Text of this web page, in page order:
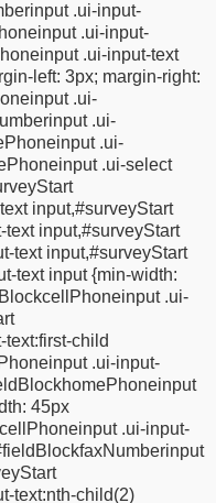
.ui-input-
.ui-input-
.ui-input-text
left: 3px; margin-right:
.ui-
.ui-
.ui-
.ui-select
input,#surveyStart
input,#surveyStart
text input,#surveyStart
text input {min-width:
.ui-
child
.ui-input-
45px
.ui-input-
text:nth-child(2)
216, 37, 1) 51%,
-webkit-
stop(0%, rgba(230,
230, 56, 1)), color-
stop(100%, rgba(219,
gradient(top, rgba(230,
50%, rgba(195, 216, 37,
background: -o-linear-
rgba(210, 230, 56, 1)
240, 67, 1) 100%);
240, 163, 1) 0%,
216, 37, 1) 51%,
linear-gradient(to
230, 56, 1) 50%,
67, 1) 100%);
}#surveyStart
}.ui-datepicker {z-index:
optimizeLegibility;
a .ui-panel-wrapper
border-color: none
theme-a .ui-focus {
input::placeholder {